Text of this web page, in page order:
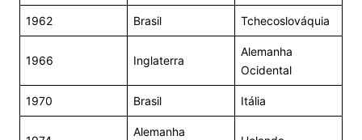
1962 Brasil Tchecoslováquia
1966 Inglaterra
Alemanha
Ocidental
1970 Brasil Itália
Alemanha